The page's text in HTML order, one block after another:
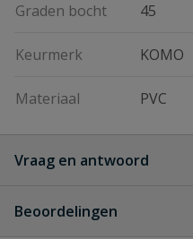
Graden bocht 45
Keurmerk KOMO
Materiaal PVC
Vraag en antwoord
Beoordelingen